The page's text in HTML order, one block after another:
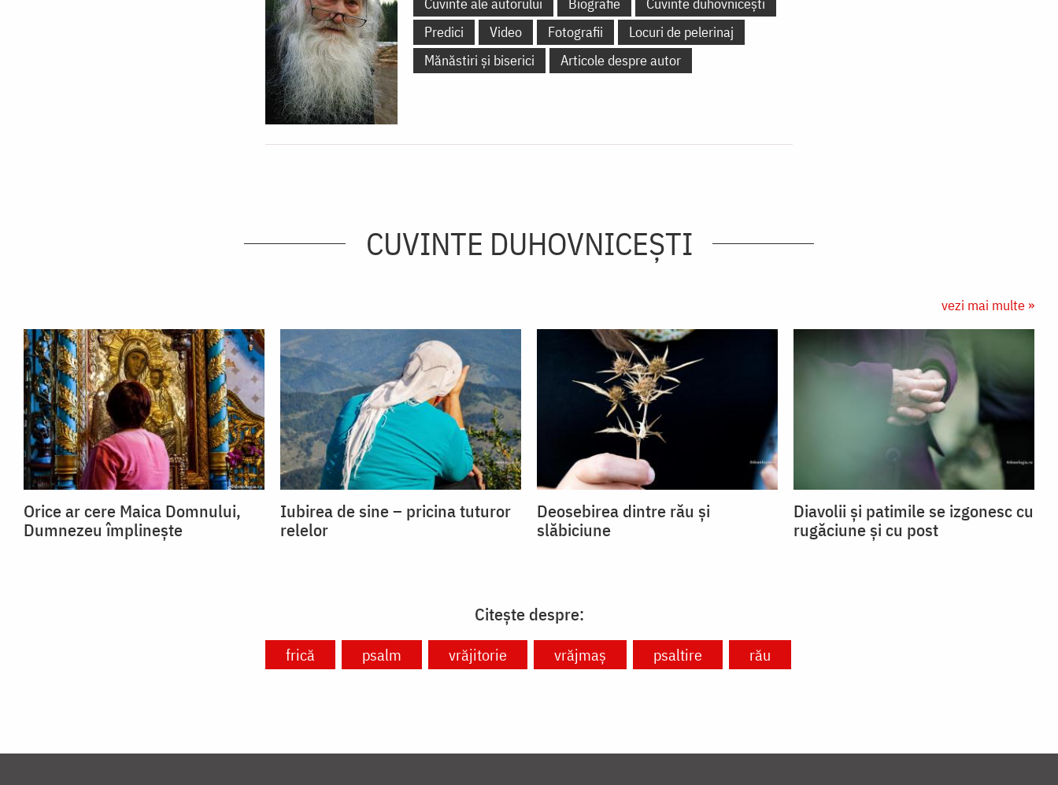
Cuvinte ale autorului Biografie
Cuvinte duhovnicești
Predici
Video Fotografii
Locuri de pelerinaj
Mănăstiri și biserici
Articole despre autor
CUVINTE DUHOVNICEȘTI
vezi mai multe »
Orice ar cere Maica Domnului,
Dumnezeu împlinește
Iubirea de sine – pricina tuturor
relelor
Deosebirea dintre rău și
slăbiciune
Diavolii și patimile se izgonesc cu
rugăciune și cu post
Citește despre:
frică psalm vrăjitorie vrăjmaș psaltire rău